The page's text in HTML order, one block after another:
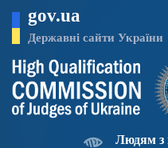
основного
матеріалу
gov.ua
Державні сайти України
Людям з